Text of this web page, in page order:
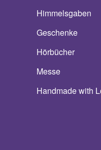
Himmelsgaben
Geschenke
Hörbücher
Messe
Handmade with